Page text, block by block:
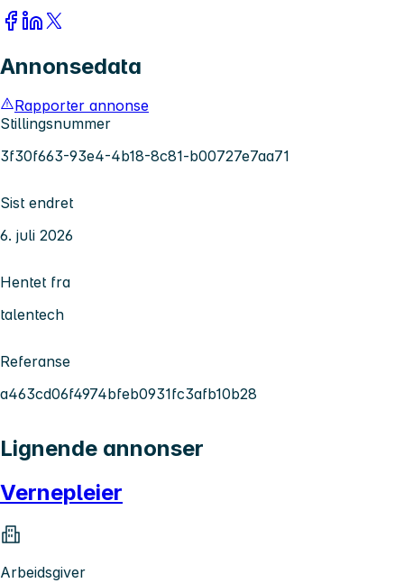
Annonsedata
Rapporter annonse
Stillingsnummer
3f30f663-93e4-4b18-8c81-b00727e7aa71
Sist endret
6. juli 2026
Hentet fra
talentech
Referanse
a463cd06f4974bfeb0931fc3afb10b28
Lignende annonser
Vernepleier
Arbeidsgiver